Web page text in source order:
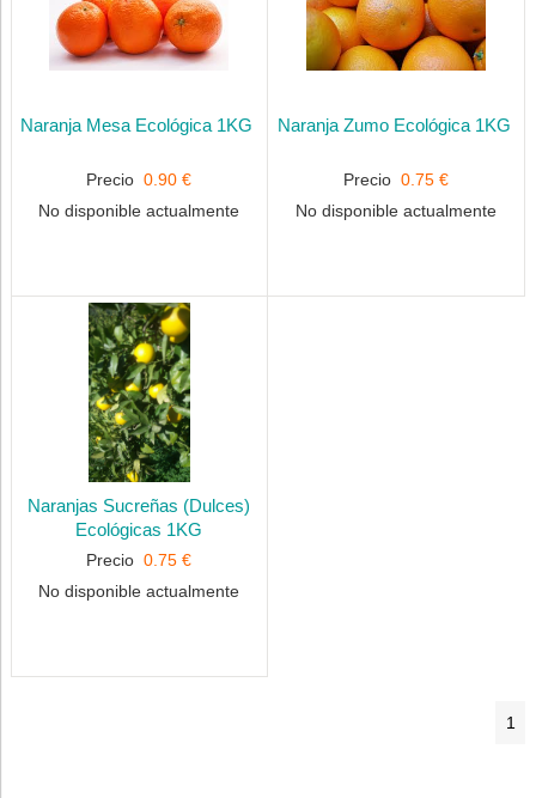
Naranja Mesa Ecológica 1KG
Precio0.90 €
No disponible actualmente
Naranja Zumo Ecológica 1KG
Precio0.75 €
No disponible actualmente
Naranjas Sucreñas (Dulces)
Ecológicas 1KG
Precio0.75 €
No disponible actualmente
1